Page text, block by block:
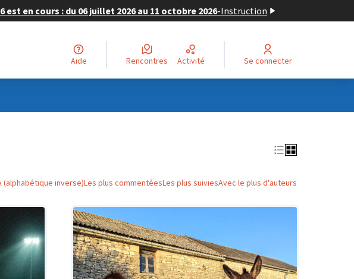
en cours : du 06 juillet 2026 au 11 octobre 2026-Instruction
Aide Rencontres Activité Se connecter
(alphabétique inverse)Les plus commentéesLes plus suiviesAvec le plus d'auteurs